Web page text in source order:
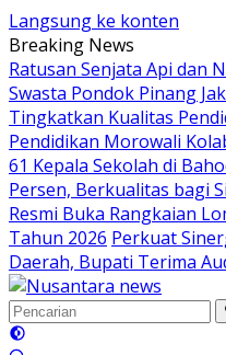
Langsung ke konten
Breaking News
Ratusan Senjata Api dan
Swasta Pondok Pinang
Tingkatkan Kualitas
Pendidikan Morowali
61 Kepala Sekolah di
Persen, Berkualitas bagi
Resmi Buka Rangkaian
Tahun 2026 Perkuat
Daerah, Bupati Terima